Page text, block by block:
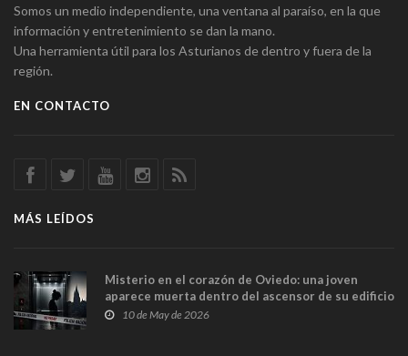
Somos un medio independiente, una ventana al paraíso, en la que
información y entretenimiento se dan la mano.
Una herramienta útil para los Asturianos de dentro y fuera de la
región.
EN CONTACTO
MÁS LEÍDOS
Misterio en el corazón de Oviedo: una joven
aparece muerta dentro del ascensor de su edificio
y las cámaras captan sus últimos minutos
10 de May de 2026